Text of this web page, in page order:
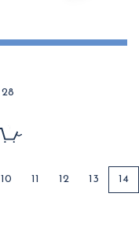
28
10 11 12 13 14